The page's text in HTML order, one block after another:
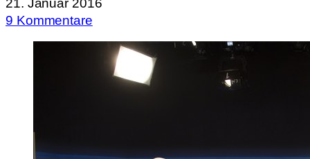
21. Januar 2016
9 Kommentare